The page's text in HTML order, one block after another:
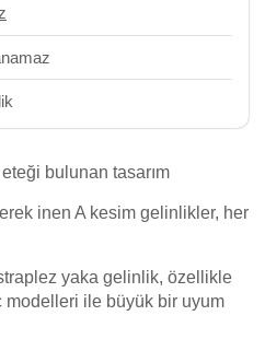
bulunan tasarım
inen A kesim gelinlikler, her
yaka gelinlik, özellikle
modelleri ile büyük bir uyum